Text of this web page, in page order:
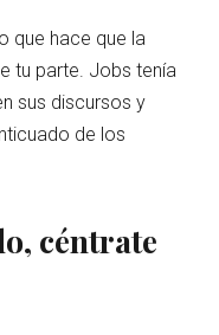
que hace que la
tu parte. Jobs tenía
sus discursos y
de los
céntrate